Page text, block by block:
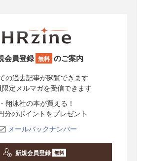
会員登録 無料 のご案内
の過去記事が閲覧できます
限定メルマガを受信できます
・翔泳社の本が買える！
分のポイントをプレゼント
メールバックナンバー
新規会員登録 無料